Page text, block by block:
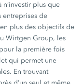
plus que
entreprises de
plus des objectifs de
Wirtgen Group, les
la première fois
qui permet une
En trouvant